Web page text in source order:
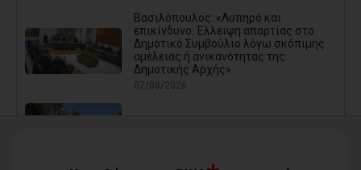
Βασιλόπουλος: «Λυπηρό και
επικίνδυνο: Έλλειψη απαρτίας στο
Δημοτικό Συμβούλιο λόγω σκόπιμης
αμέλειας ή ανικανότητας της
Δημοτικής Αρχής»
07/08/2026
07/08/2026